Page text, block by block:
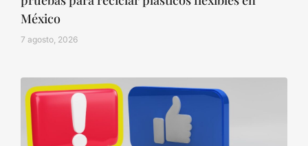
México
7 agosto, 2026